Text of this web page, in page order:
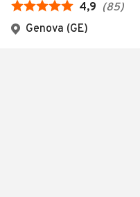
4,9 (85)
Genova (GE)